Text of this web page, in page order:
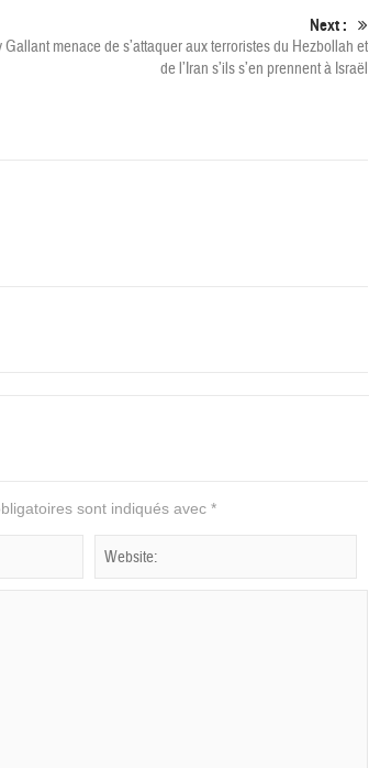
Next :
Gallant menace de s’attaquer aux terroristes du Hezbollah et
de l’Iran s’ils s’en prennent à Israël
sont indiqués avec *